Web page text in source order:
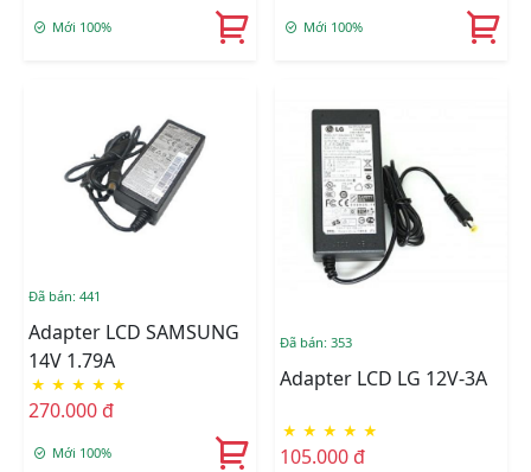
Mới 100% Mới 100%
Đã bán: 441
Adapter LCD SAMSUNG
14V 1.79A
★ ★ ★ ★ ★
270.000 đ
Mới 100%
Đã bán: 353
Adapter LCD LG 12V-3A
★ ★ ★ ★ ★
105.000 đ